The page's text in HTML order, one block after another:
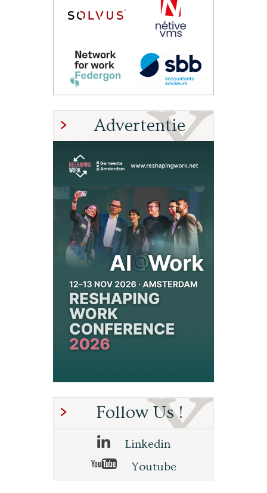
Advertentie
Follow Us !
Linkedin
Youtube